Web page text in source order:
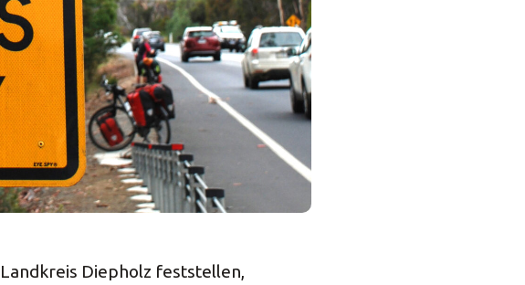
Diepholz feststellen,